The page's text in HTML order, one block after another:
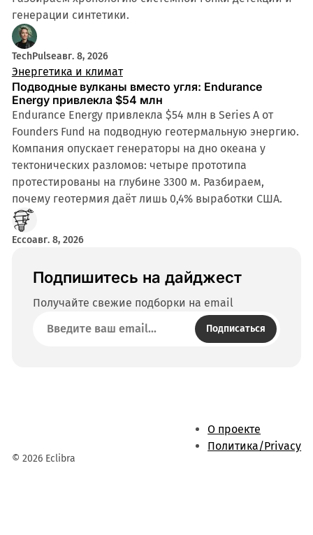
генерации синтетики.
TechPulseавг. 8, 2026
Энергетика и климат
Подводные вулканы вместо угля: Endurance
Energy привлекла $54 млн
Endurance Energy привлекла $54 млн в Series A от
Founders Fund на подводную геотермальную энергию.
Компания опускает генераторы на дно океана у
тектонических разломов: четыре прототипа
протестированы на глубине 3300 м. Разбираем,
почему геотермия даёт лишь 0,4% выработки США.
Eccoавг. 8, 2026
Подпишитесь на дайджест
Получайте свежие подборки на email
Подписаться
© 2026 Eclibra
О проекте
Политика/Privacy